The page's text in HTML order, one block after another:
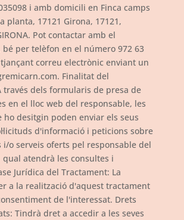
i amb domicili en Finca camps
planta, 17121 Girona, 17121,
Pot contactar amb el
bé per telèfon en el número 972 63
correu electrònic enviant un
Finalitat del
través dels formularis de presa de
en el lloc web del responsable, les
ho desitgin poden enviar els seus
d'informació i peticions sobre
i/o serveis oferts pel responsable del
atendrà les consultes i
Jurídica del Tractament: La
a la realització d'aquest tractament
de l'interessat. Drets
Tindrà dret a accedir a les seves